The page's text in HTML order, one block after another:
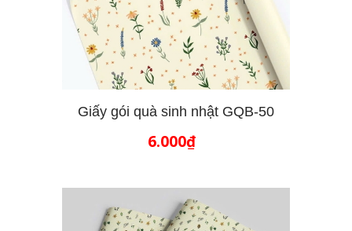
THÊM VÀO GIỎ HÀNG
Giấy gói quà sinh nhật GQB-50
6.000₫